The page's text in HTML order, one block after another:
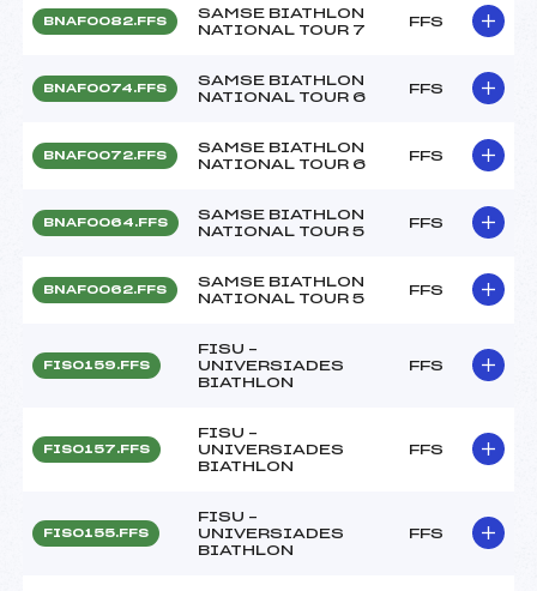
BNAF0082.FFS
SAMSE BIATHLON
NATIONAL TOUR 7
FFS
BNAF0074.FFS
SAMSE BIATHLON
NATIONAL TOUR 6
FFS
BNAF0072.FFS
SAMSE BIATHLON
NATIONAL TOUR 6
FFS
BNAF0064.FFS
SAMSE BIATHLON
NATIONAL TOUR 5
FFS
BNAF0062.FFS
SAMSE BIATHLON
NATIONAL TOUR 5
FFS
FIS0159.FFS
FISU –
UNIVERSIADES
BIATHLON
FFS
FIS0157.FFS
FISU –
UNIVERSIADES
BIATHLON
FFS
FIS0155.FFS
FISU –
UNIVERSIADES
BIATHLON
FFS